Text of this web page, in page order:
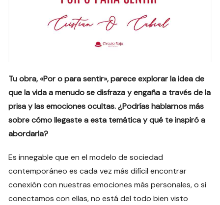
Tu obra, «Por o para sentir», parece explorar la idea de
que la vida a menudo se disfraza y engaña a través de la
prisa y las emociones ocultas. ¿Podrías hablarnos más
sobre cómo llegaste a esta temática y qué te inspiró a
abordarla?
Es innegable que en el modelo de sociedad
contemporáneo es cada vez más difícil encontrar
conexión con nuestras emociones más personales, o si
conectamos con ellas, no está del todo bien visto